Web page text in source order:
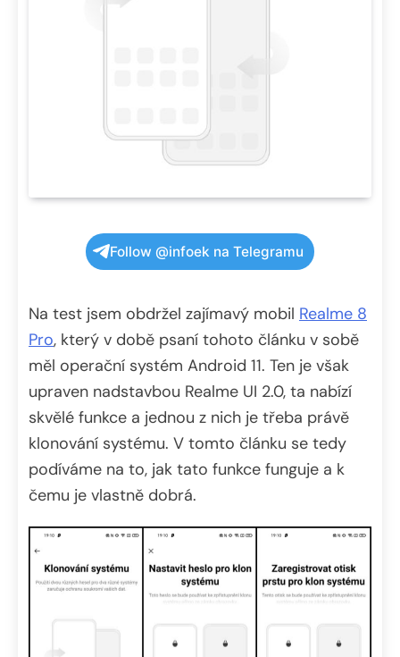
Follow @infoek na Telegramu
Na test jsem obdržel zajímavý mobil Realme 8
Pro, který v době psaní tohoto článku v sobě
měl operační systém Android 11. Ten je však
upraven nadstavbou Realme UI 2.0, ta nabízí
skvělé funkce a jednou z nich je třeba právě
klonování systému. V tomto článku se tedy
podíváme na to, jak tato funkce funguje a k
čemu je vlastně dobrá.